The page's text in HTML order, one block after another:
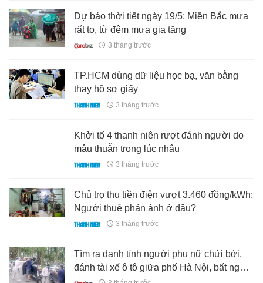
Dự báo thời tiết ngày 19/5: Miền Bắc mưa
rất to, từ đêm mưa gia tăng
3 tháng trước
TP.HCM dùng dữ liệu học bạ, văn bằng
thay hồ sơ giấy
3 tháng trước
Khởi tố 4 thanh niên rượt đánh người do
mâu thuẫn trong lúc nhậu
3 tháng trước
Chủ trọ thu tiền điện vượt 3.460 đồng/kWh:
Người thuê phản ánh ở đâu?
3 tháng trước
Tìm ra danh tính người phụ nữ chửi bới,
đánh tài xế ô tô giữa phố Hà Nội, bất ngờ